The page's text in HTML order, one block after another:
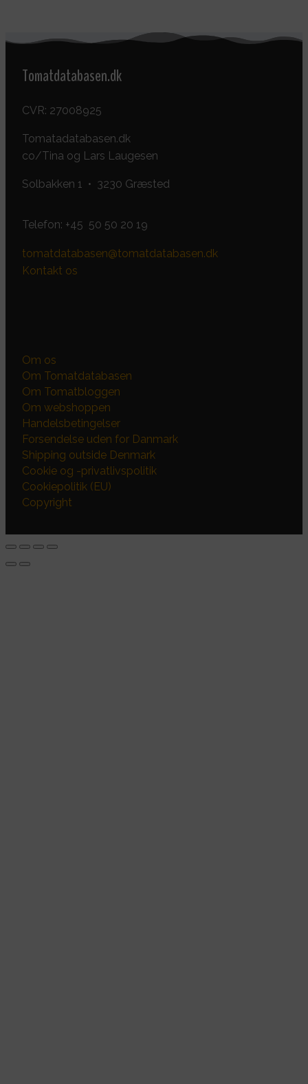
Tomatdatabasen.dk
CVR: 27008925
Tomatadatabasen.dk
co/Tina og Lars Laugesen
Solbakken 1 • 3230 Græsted
Telefon: +45 50 50 20 19
tomatdatabasen@tomatdatabasen.dk
Kontakt os
Om os
Om Tomatdatabasen
Om Tomatbloggen
Om webshoppen
Handelsbetingelser
Forsendelse uden for Danmark
Shipping outside Denmark
Cookie og -privatlivspolitik
Cookiepolitik (EU)
Copyright